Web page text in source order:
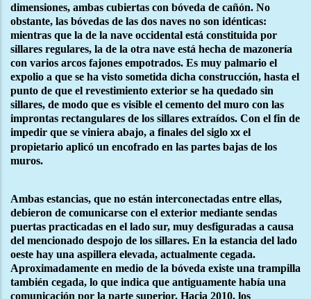
dimensiones, ambas cubiertas con bóveda de cañón. No
obstante, las bóvedas de las dos naves no son idénticas:
mientras que la de la nave occidental está constituida por
sillares regulares, la de la otra nave está hecha de mazonería
con varios arcos fajones empotrados. Es muy palmario el
expolio a que se ha visto sometida dicha construcción, hasta el
punto de que el revestimiento exterior se ha quedado sin
sillares, de modo que es visible el cemento del muro con las
improntas rectangulares de los sillares extraídos. Con el fin de
impedir que se viniera abajo, a finales del siglo xx el
propietario aplicó un encofrado en las partes bajas de los
muros.
Ambas estancias, que no están interconectadas entre ellas,
debieron de comunicarse con el exterior mediante sendas
puertas practicadas en el lado sur, muy desfiguradas a causa
del mencionado despojo de los sillares. En la estancia del lado
oeste hay una aspillera elevada, actualmente cegada.
Aproximadamente en medio de la bóveda existe una trampilla
también cegada, lo que indica que antiguamente había una
comunicación por la parte superior. Hacia 2010, los